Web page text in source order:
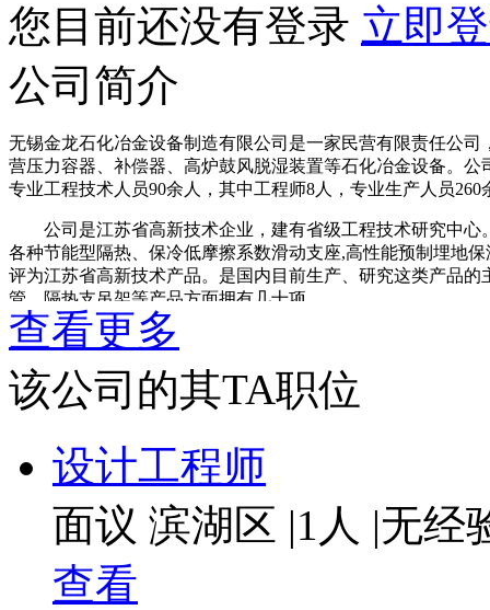
您目前还没有登录 立即
公司简介
无锡金龙石化冶金设备制造有限公司是一家民营有限责任公
营压力容器、补偿器、高炉鼓风脱湿装置等石化冶金设备。
专业工程技术人员90余人，其中工程师8人，专业生产人员
公司是江苏省高新技术企业，建有省级工程技术研究中心
各种节能型隔热、保冷低摩擦系数滑动支座,高性能预制埋地
评为江苏省高新技术产品。是国内目前生产、研究这类产品
管、隔热支吊架等产品方面拥有几十项。
公司拥有各种焊割、冷加工、金加工、检验等设备600多
压力管道制造许可证（A级），拥有A2级压力容器设计和制
Flowserve、SNC－LAVLAIN、EXPRO、CMR、Dow
赖、支持与密切合作。
近年来，公司不断加强精神文明建设和企业文化建设，大
高远、脚踏实地”的企业理念，逐步形成了具有无锡金龙特色
我公司始终坚持“高质量、高水平服务”的发展战略，以优
展。同时凭借着公司优质的产品和完善的售后服务，多次荣
查看更多
该公司的其TA职位
设计工程师
面议 滨湖区 |1人 |无经
查看